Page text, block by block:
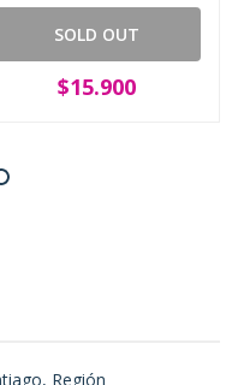
SOLD OUT
$15.900
Región